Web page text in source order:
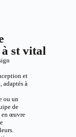
à st vital
et
adaptés à
ou un
de
en œuvre